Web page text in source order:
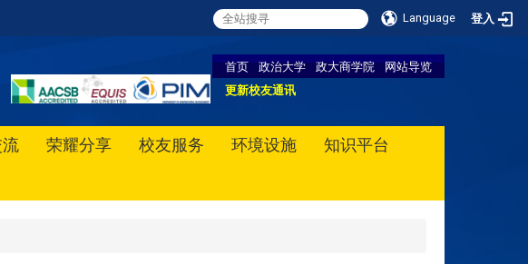
Language 登入
首页 政治大学 政大商学院
网站导览
更新校友通讯
荣耀分享 校友服务 环境设施
知识平台